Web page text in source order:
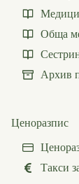
Обща
Архив
Ценоразпис
Такси